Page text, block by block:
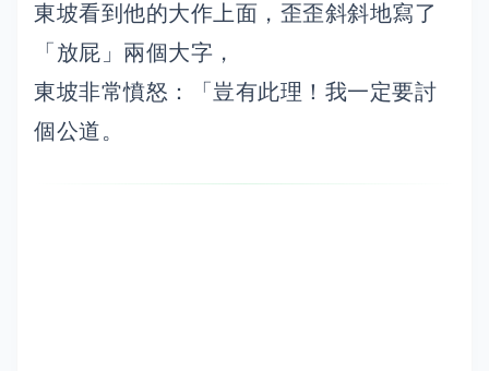
東坡看到他的大作上面，歪歪斜斜地寫了
「放屁」兩個大字，
東坡非常憤怒：「豈有此理！我一定要討
個公道。